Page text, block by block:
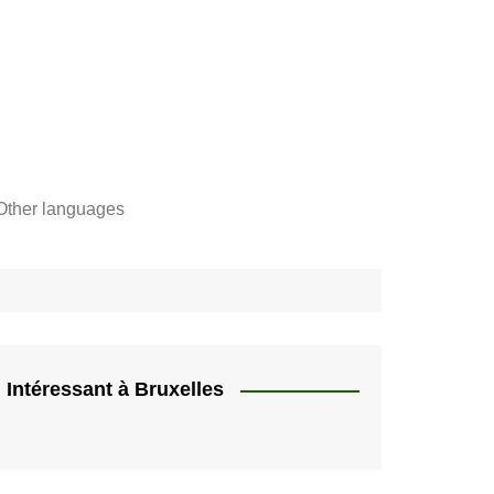
languages
Español
Intéressant à Bruxelles